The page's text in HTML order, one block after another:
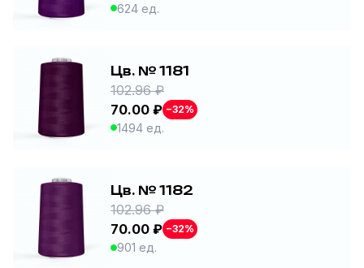
624 ед.
Цв. № 1181
102.96 ₽
70.00 ₽ −32%
1494 ед.
Цв. № 1182
102.96 ₽
70.00 ₽ −32%
901 ед.